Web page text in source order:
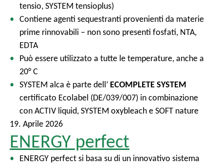
tensio, SYSTEM tensioplus)
Contiene agenti sequestranti provenienti da materie
prime rinnovabili – non sono presenti fosfati, NTA,
EDTA
Può essere utilizzato a tutte le temperature, anche a
20° C
SYSTEM alca è parte dell’ ECOMPLETE SYSTEM
certificato Ecolabel (DE/039/007) in combinazione
con ACTIV liquid, SYSTEM oxybleach e SOFT nature
19. Aprile 2026
ENERGY perfect
ENERGY perfect si basa su di un innovativo sistema